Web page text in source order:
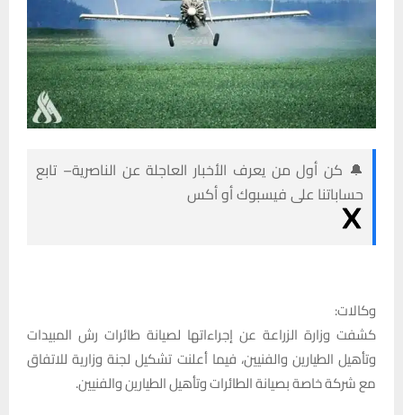
🔔 كن أول من يعرف الأخبار العاجلة عن الناصرية– تابع
حساباتنا على فيسبوك أو أكس
وكالات:
كشفت وزارة الزراعة عن إجراءاتها لصيانة طائرات رش المبيدات
وتأهيل الطيارين والفنيين، فيما أعلنت تشكيل لجنة وزارية للاتفاق
مع شركة خاصة بصيانة الطائرات وتأهيل الطيارين والفنيين.